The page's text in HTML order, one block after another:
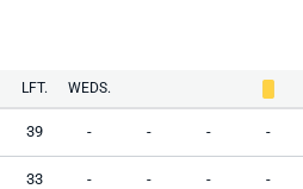
LFT. WEDS.
39 - - - -
33 - - - -